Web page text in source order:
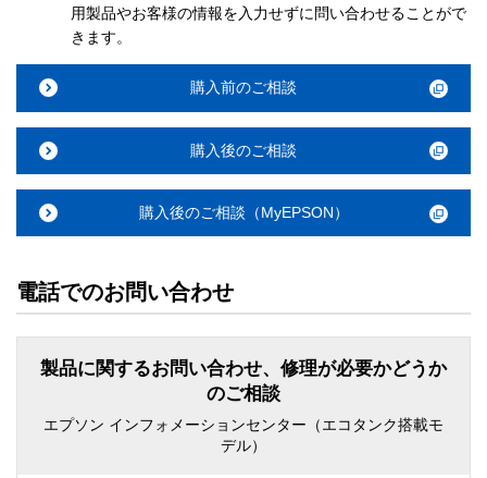
用製品やお客様の情報を入力せずに問い合わせることがで
きます。
購入前のご相談
購入後のご相談
購入後のご相談（MyEPSON）
電話でのお問い合わせ
製品に関するお問い合わせ、修理が必要かどうか
のご相談
エプソン インフォメーションセンター（エコタンク搭載モ
デル）